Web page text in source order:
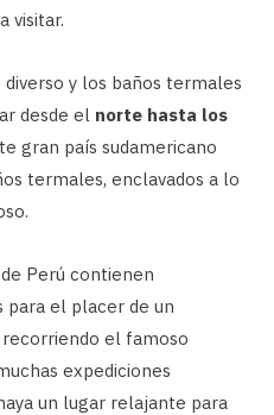
visitar.
y los baños termales
desde el norte hasta los
gran país sudamericano
termales, enclavados a lo
Perú contienen
para el placer de un
recorriendo el famoso
expediciones
un lugar relajante para